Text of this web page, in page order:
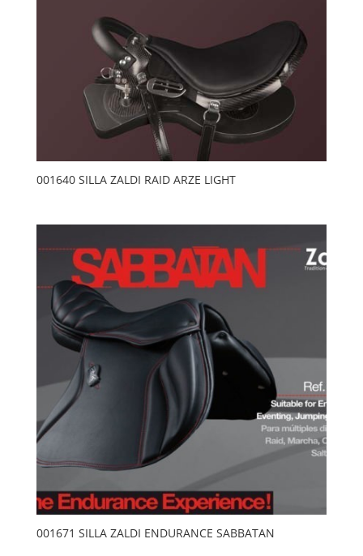
001640 SILLA ZALDI RAID ARZE LIGHT
001671 SILLA ZALDI ENDURANCE SABBATAN